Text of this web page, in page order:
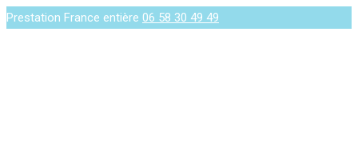
Prestation France entière 06 58 30 49 49